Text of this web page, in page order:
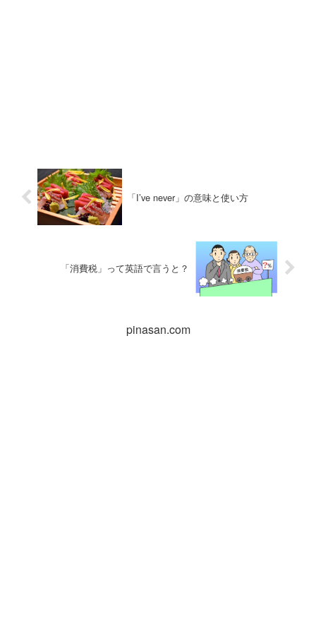
「I’ve never」の意味と使い方
「消費税」って英語で言うと？
pinasan.com